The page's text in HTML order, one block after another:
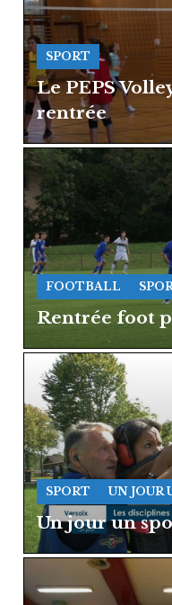
SPORT
Le PEPS
rentrée
FOOTBALL
Rentrée foot
SPORT UN JOUR
Un jour un